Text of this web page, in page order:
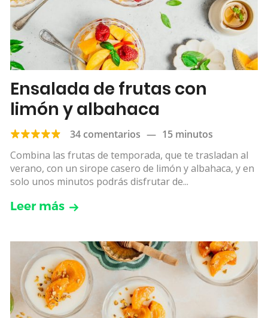
Ensalada de frutas con
limón y albahaca
34 comentarios — 15 minutos
Combina las frutas de temporada, que te trasladan al
verano, con un sirope casero de limón y albahaca, y en
solo unos minutos podrás disfrutar de...
Leer más